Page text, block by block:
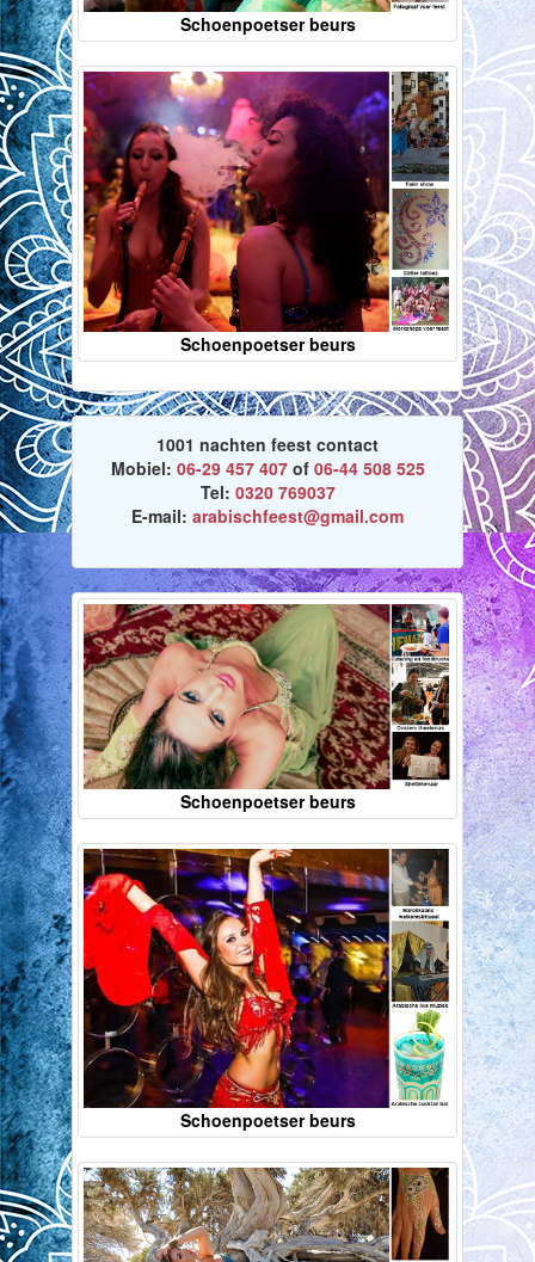
Schoenpoetser beurs
Schoenpoetser beurs
1001 nachten feest contact
Mobiel: 06-29 457 407of 06-44 508 525
Tel: 0320 769037
E-mail: arabischfeest@gmail.com
Schoenpoetser beurs
Schoenpoetser beurs